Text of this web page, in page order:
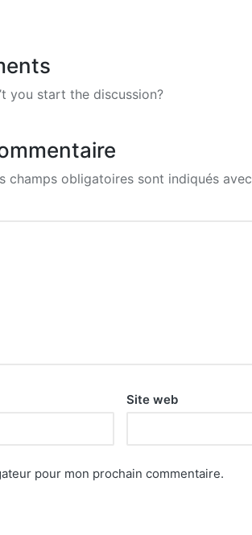
you start the discussion?
champs obligatoires sont indiqués avec
Site web
pour mon prochain commentaire.